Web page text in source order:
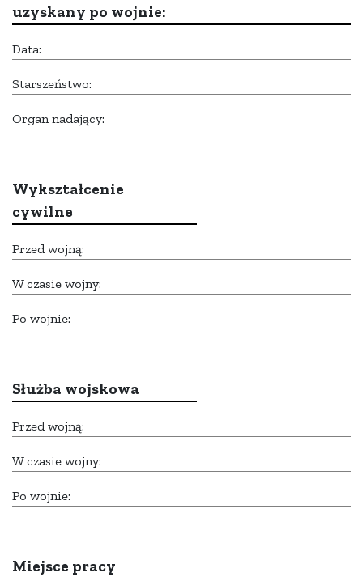
uzyskany po wojnie:
Data:
Starszeństwo:
Organ nadający:
Wykształcenie
cywilne
Przed wojną:
W czasie wojny:
Po wojnie:
Służba wojskowa
Przed wojną:
W czasie wojny:
Po wojnie:
Miejsce pracy